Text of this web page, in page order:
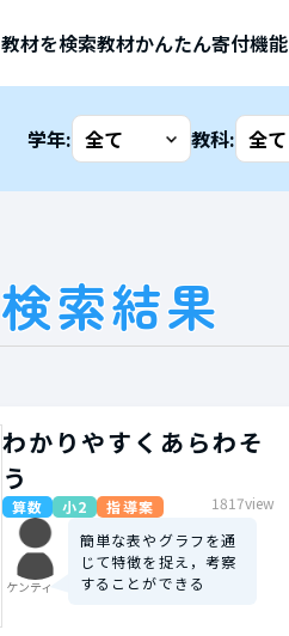
教材を検索教材かんたん寄付機能
学年: 教科:
検索結果
わかりやすくあらわそ
う
算数 小2 指導案 1817view
ケンティー
簡単な表やグラフを通
じて特徴を捉え，考察
することができる